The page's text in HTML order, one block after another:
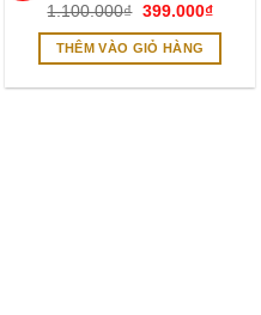
1.100.000₫ Giá
là:
1.100.000₫.
399.000₫Giá
THÊM VÀO GIỎ HÀNG